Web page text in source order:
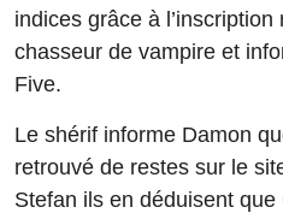
indices grâce à
chasseur de vampire et
Five.
Le shérif informe Damon
retrouvé de restes sur le
Stefan ils en déduisent